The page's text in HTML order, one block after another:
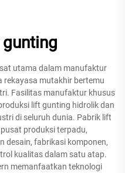
utama dalam manufaktur
rekayasa mutakhir bertemu
Fasilitas manufaktur khusus
lift gunting hidrolik dan
di seluruh dunia. Pabrik lift
produksi terpadu,
desain, fabrikasi komponen,
kualitas dalam satu atap.
memanfaatkan teknologi